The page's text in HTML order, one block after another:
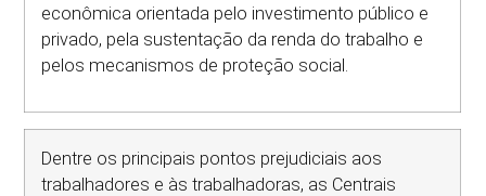
econômica orientada pelo investimento público e
privado, pela sustentação da renda do trabalho e
pelos mecanismos de proteção social.
Dentre os principais pontos prejudiciais aos
trabalhadores e às trabalhadoras, as Centrais